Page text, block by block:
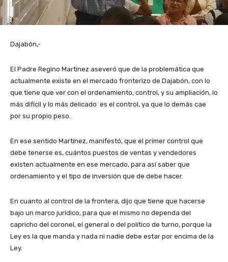
Dajabón,-
El Padre Regino Martínez aseveró que de la problemática que
actualmente existe en el mercado fronterizo de Dajabón, con lo
que tiene que ver con el ordenamiento, control, y su ampliación, lo
más difícil y lo más delicado es el control, ya que lo demás cae
por su propio peso.
En ese sentido Martínez, manifestó, que el primer control que
debe tenerse es, cuántos puestos de ventas y vendedores
existen actualmente en ese mercado, para así saber que
ordenamiento y el tipo de inversión que de debe hacer.
En cuanto al control de la frontera, dijo que tiene que hacerse
bajo un marco jurídico, para que el mismo no dependa del
capricho del coronel, el general o del político de turno, porque la
Ley es la que manda y nada ni nadie debe estar por encima de la
Ley.